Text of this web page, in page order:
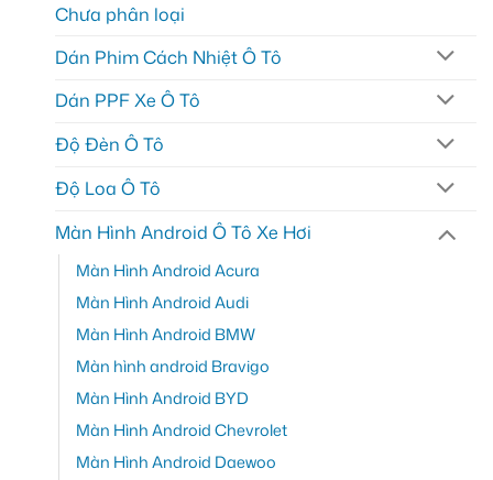
Chưa phân loại
Dán Phim Cách Nhiệt Ô Tô
Dán PPF Xe Ô Tô
Độ Đèn Ô Tô
Độ Loa Ô Tô
Màn Hình Android Ô Tô Xe Hơi
Màn Hình Android Acura
Màn Hình Android Audi
Màn Hình Android BMW
Màn hình android Bravigo
Màn Hình Android BYD
Màn Hình Android Chevrolet
Màn Hình Android Daewoo